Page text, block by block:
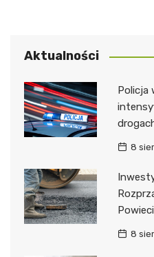
Aktualności
Policja
8
8